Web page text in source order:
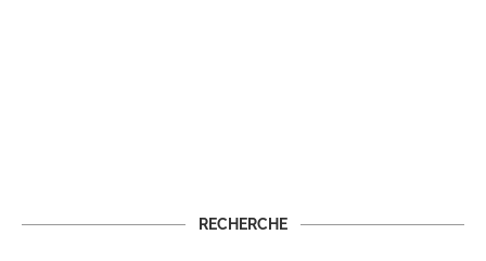
RECHERCHE